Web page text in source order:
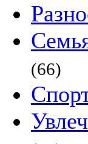
(66)